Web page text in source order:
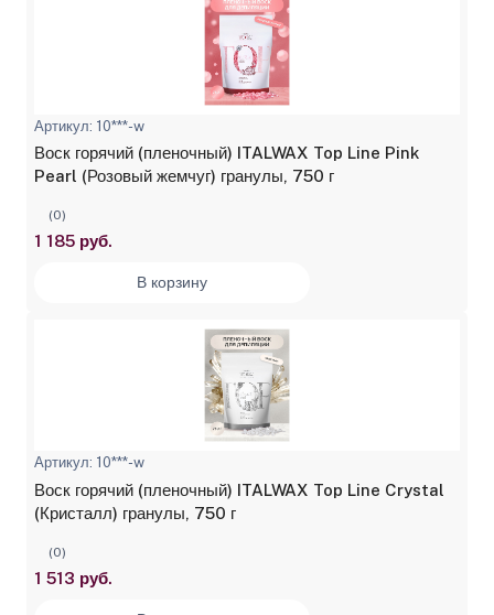
Артикул: 10***-w
Воск горячий (пленочный) ITALWAX Top Line Pink
Pearl (Розовый жемчуг) гранулы, 750 г
(0)
1 185 руб.
В корзину
Артикул: 10***-w
Воск горячий (пленочный) ITALWAX Top Line Crystal
(Кристалл) гранулы, 750 г
(0)
1 513 руб.